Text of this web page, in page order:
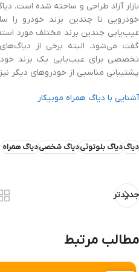
بازار آزاد طراحی و ساخته شده است.
خودرویی تا چندین برند خودرو را
عیب‌یابی چندین برند مختلف مورد
گفت می‌شود. البته برخی از
تخصصی برای عیب‌یابی یک برند
پشتیبانی مناسبی از خودروهای دیگر نیز
آشنایی با دیاگ همراه موبیکار
دیاگدیاگ بلوتوثیدیاگ شخصیدیاگ همراه
جدیدتر
مطالب مرتبط